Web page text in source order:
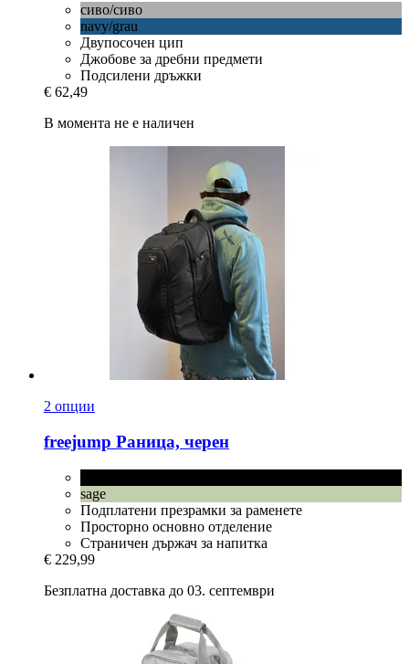
сиво/сиво
navy/grau
Двупосочен цип
Джобове за дребни предмети
Подсилени дръжки
€ 62,49
В момента не е наличен
2 опции
freejump Раница, черен
sage
Подплатени презрамки за раменете
Просторно основно отделение
Страничен държач за напитка
€ 229,99
Безплатна доставка до 03. септември